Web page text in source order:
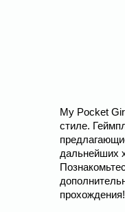
My Pocket
стиле.
дальнейших
прохождения!